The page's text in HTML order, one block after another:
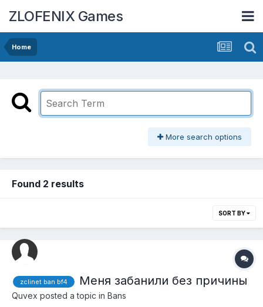
ZLOFENIX Games
Home
More search options
Found 2 results
SORT BY
zclinet ban bf4 Меня забанили без причины
Quvex posted a topic in Bans